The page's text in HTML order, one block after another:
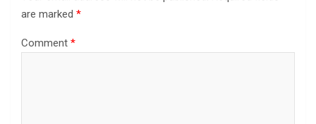
are marked *
Comment *